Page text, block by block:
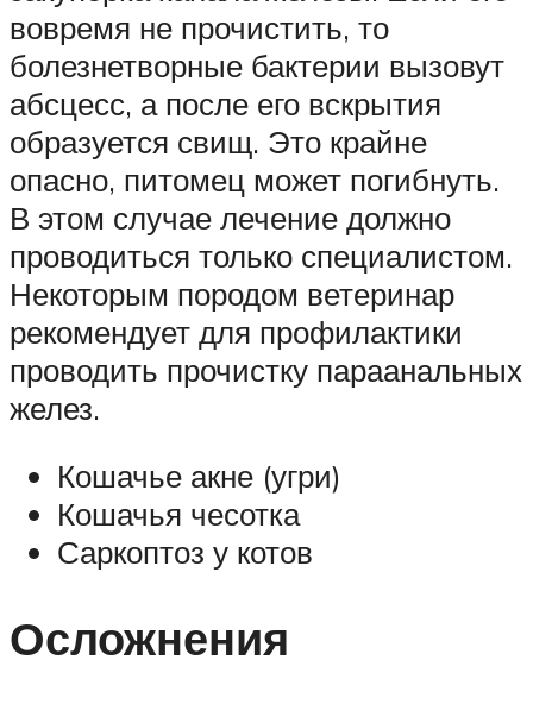
вовремя не прочистить, то
болезнетворные бактерии вызовут
абсцесс, а после его вскрытия
образуется свищ. Это крайне
опасно, питомец может погибнуть.
В этом случае лечение должно
проводиться только специалистом.
Некоторым породом ветеринар
рекомендует для профилактики
проводить прочистку параанальных
желез.
Кошачье акне (угри)
Кошачья чесотка
Саркоптоз у котов
Осложнения